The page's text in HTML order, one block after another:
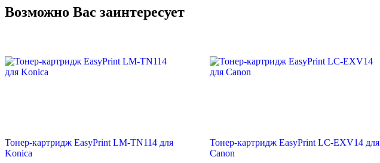
Возможно Вас заинтересует
Тонер-картридж EasyPrint LM-TN114 для
Konica
Тонер-картридж EasyPrint LC-EXV14 для
Canon